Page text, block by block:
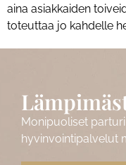
aina asiakkaiden
toteuttaa jo kahdelle
Monipuoliset
hyvinvointipalvelut